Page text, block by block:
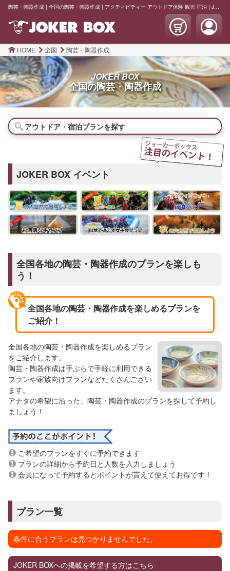
陶芸・陶器作成 | 全国の陶芸・陶器作成 | アクティビティー アウトドア体験 観光 宿泊 | JOKER BOX
HOME 全国 陶芸・陶器作成
JOKER BOX
全国の陶芸・陶器作成
アウトドア・宿泊プランを探す
JOKER BOX イベント
全国各地の陶芸・陶器作成のプランを楽しも
う！
全国各地の陶芸・陶器作成を楽しめるプランを
ご紹介！
全国各地の陶芸・陶器作成を楽しめるプラン
をご紹介します。
陶芸・陶器作成は手ぶらで手軽に利用できる
プランや家族向けプランなどたくさんござい
ます。
アナタの希望に沿った、陶芸・陶器作成のプランを探して予約し
ましょう！
ご希望のプランをすぐに予約できます
プランの詳細から予約日と人数を入力しましょう
会員になって予約するとポイントが貰えて使えてお得です！
プラン一覧
条件に合うプランは見つかりませんでした。
JOKER BOXへの掲載を希望する方はこちら